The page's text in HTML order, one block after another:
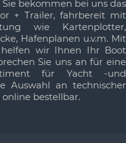
Sie bekommen bei uns das
+ Trailer, fahrbereit mit
wie Kartenplotter,
Hafenplanen u.v.m. Mit
wir Ihnen Ihr Boot
Sie uns an für eine
für Yacht -und
Auswahl an technischer
bestellbar.